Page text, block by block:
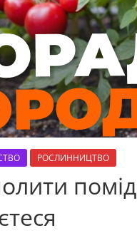
РОСЛИННИЦТВО